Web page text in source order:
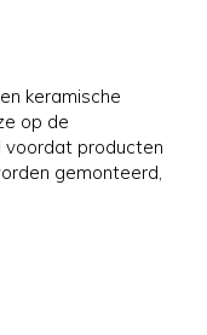
keramische
op de
voordat producten
gemonteerd,